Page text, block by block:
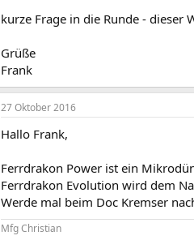
kurze Frage in die Runde -
Grüße
Frank
27 Oktober 2016
Hallo Frank,
Ferrdrakon Power ist ein
Ferrdrakon Evolution wird dem
Werde mal beim Doc Kremser
Mfg Christian